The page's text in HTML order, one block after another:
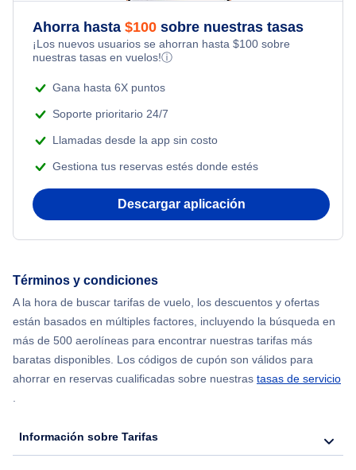
Ahorra hasta $100 sobre nuestras tasas
¡Los nuevos usuarios se ahorran hasta $100 sobre
nuestras tasas en vuelos!ⓘ
Gana hasta 6X puntos
Soporte prioritario 24/7
Llamadas desde la app sin costo
Gestiona tus reservas estés donde estés
Descargar aplicación
Términos y condiciones
A la hora de buscar tarifas de vuelo, los descuentos y ofertas
están basados en múltiples factores, incluyendo la búsqueda en
más de 500 aerolíneas para encontrar nuestras tarifas más
baratas disponibles. Los códigos de cupón son válidos para
ahorrar en reservas cualificadas sobre nuestras tasas de servicio
.
Información sobre Tarifas